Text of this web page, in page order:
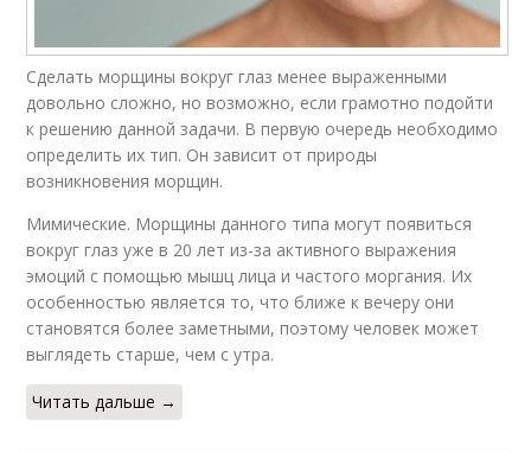
Сделать морщины вокруг глаз менее выраженными
довольно сложно, но возможно, если грамотно подойти
к решению данной задачи. В первую очередь необходимо
определить их тип. Он зависит от природы
возникновения морщин.
Мимические. Морщины данного типа могут появиться
вокруг глаз уже в 20 лет из-за активного выражения
эмоций с помощью мышц лица и частого моргания. Их
особенностью является то, что ближе к вечеру они
становятся более заметными, поэтому человек может
выглядеть старше, чем с утра.
Читать дальше →